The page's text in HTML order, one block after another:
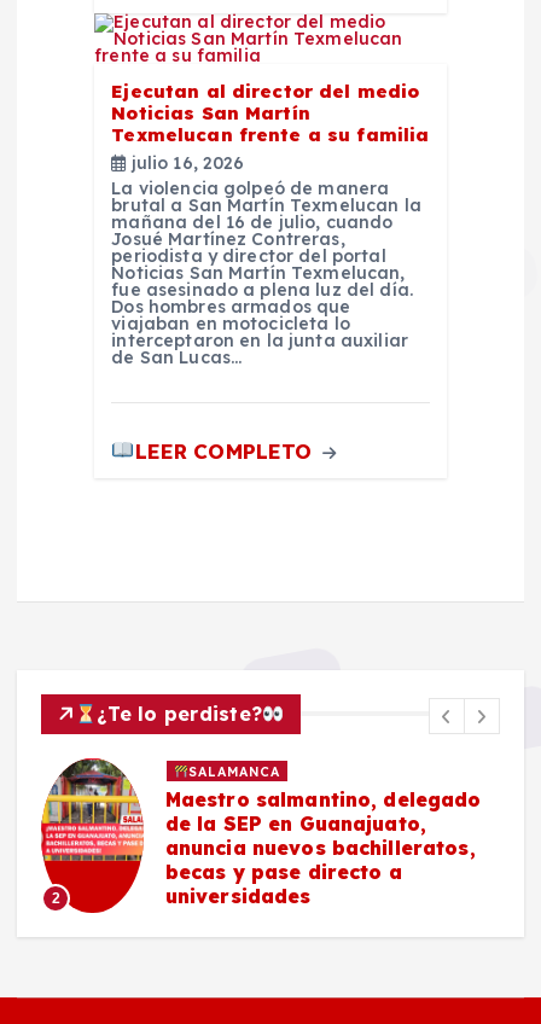
Ejecutan al director del medio
Noticias San Martín
Texmelucan frente a su familia
julio 16, 2026
La violencia golpeó de manera
brutal a San Martín Texmelucan la
mañana del 16 de julio, cuando
Josué Martínez Contreras,
periodista y director del portal
Noticias San Martín Texmelucan,
fue asesinado a plena luz del día.
Dos hombres armados que
viajaban en motocicleta lo
interceptaron en la junta auxiliar
de San Lucas…
LEER COMPLETO
¿Te lo perdiste?
2
SALAMANCA
Maestro salmantino, delegado
de la SEP en Guanajuato,
anuncia nuevos bachilleratos,
becas y pase directo a
universidades